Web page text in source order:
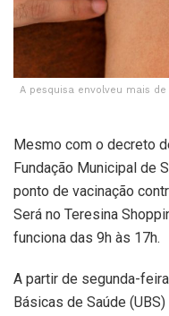
A pesquisa envolveu mais
Mesmo com o decreto
Fundação Municipal de
ponto de vacinação
Será no Teresina
funciona das 9h às 17h.
A partir de segunda-
Básicas de Saúde